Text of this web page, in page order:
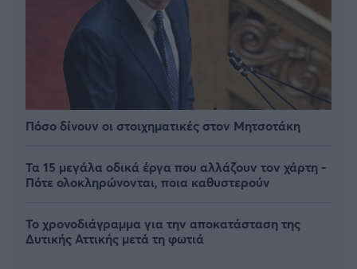
Πόσο δίνουν οι στοιχηματικές στον Μητσοτάκη
Τα 15 μεγάλα οδικά έργα που αλλάζουν τον χάρτη -
Πότε ολοκληρώνονται, ποια καθυστερούν
Το χρονοδιάγραμμα για την αποκατάσταση της
Δυτικής Αττικής μετά τη φωτιά